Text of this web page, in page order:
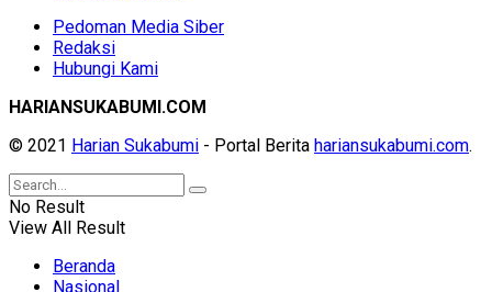
Pedoman Media Siber
Redaksi
Hubungi Kami
HARIANSUKABUMI.COM
© 2021 Harian Sukabumi - Portal Berita hariansukabumi.com.
No Result
View All Result
Beranda
Nasional